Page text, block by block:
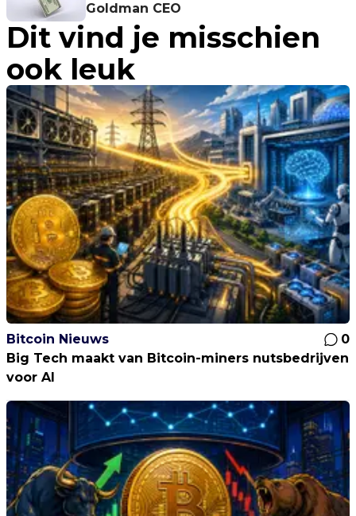
Goldman CEO
Dit vind je misschien
ook leuk
Bitcoin Nieuws
0
Big Tech maakt van Bitcoin-miners nutsbedrijven
voor AI